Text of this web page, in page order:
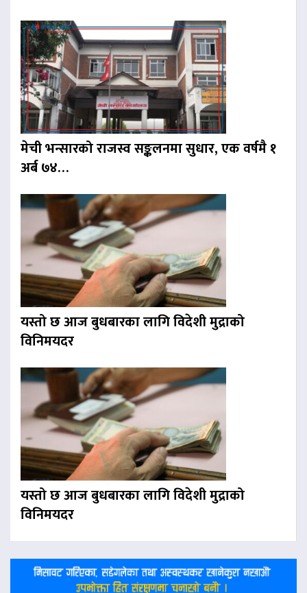
मेची भन्सारको राजस्व सङ्कलनमा सुधार, एक वर्षमै १
अर्ब ७४…
यस्तो छ आज बुधबारका लागि विदेशी मुद्राको
विनिमयदर
यस्तो छ आज बुधबारका लागि विदेशी मुद्राको
विनिमयदर